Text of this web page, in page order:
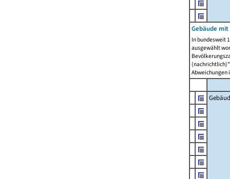
Gebäude
In bundesweit
ausgewählt
Abweichungen